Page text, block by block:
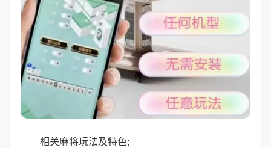
相关麻将玩法及特色;